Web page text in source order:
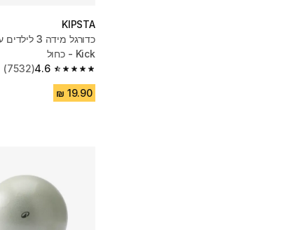
KIPSTA
Kick - כחול
4.6
4.6 out of 5 stars from 7532 reviews
(7532)